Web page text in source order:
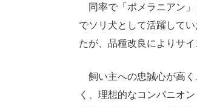
同率で「ポメラニアン」
でソリ犬として活躍して
たが、品種改良によりサ
飼い主への忠誠心が高く
く、理想的なコンパニオ